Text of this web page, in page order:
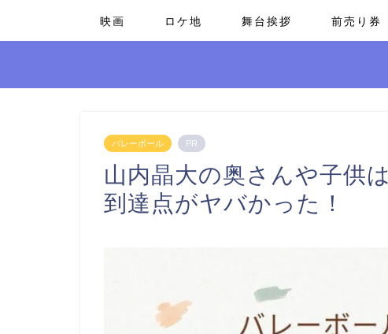
映画 ロケ地 舞台挨拶 前売り券
バレーボール PR
山内晶大の奥さんや子供
到達点がヤバかった！